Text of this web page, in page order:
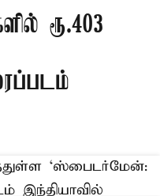
ரூ.403
‘ஸ்பைடர்மேன்:
இந்தியாவில்